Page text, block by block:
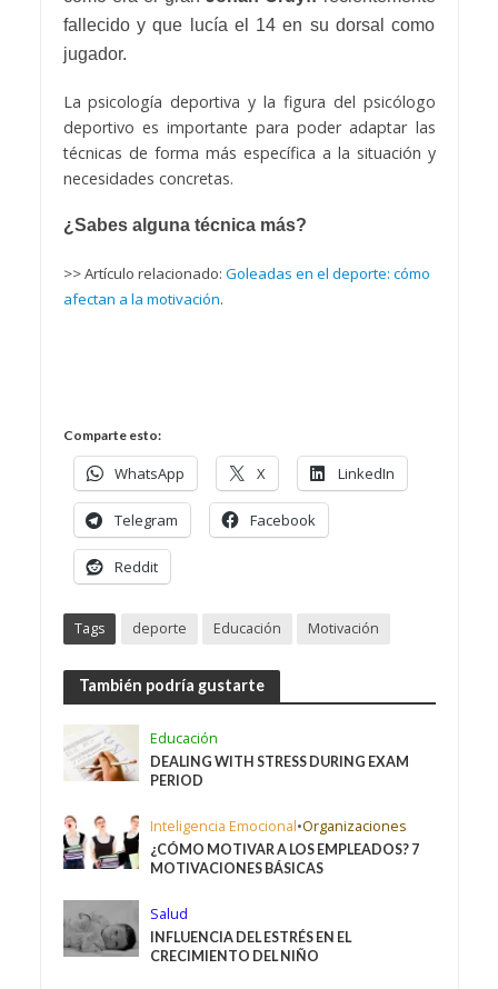
fallecido y que lucía el 14 en su dorsal como
jugador.
La psicología deportiva y la figura del psicólogo
deportivo es importante para poder adaptar las
técnicas de forma más específica a la situación y
necesidades concretas.
¿Sabes alguna técnica más?
>> Artículo relacionado: Goleadas en el deporte: cómo
afectan a la motivación.
Comparte esto:
WhatsApp X LinkedIn
Telegram Facebook
Reddit
Tags deporte Educación Motivación
También podría gustarte
Educación
DEALING WITH STRESS DURING EXAM
PERIOD
Inteligencia Emocional•Organizaciones
¿CÓMO MOTIVAR A LOS EMPLEADOS? 7
MOTIVACIONES BÁSICAS
Salud
INFLUENCIA DEL ESTRÉS EN EL
CRECIMIENTO DEL NIÑO